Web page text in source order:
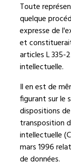
Toute
quelque
expresse de
et
articles L 335-
intellectuelle.
Il en est de
figurant sur le
dispositions
transposition
intellectuelle
mars 1996
de données.